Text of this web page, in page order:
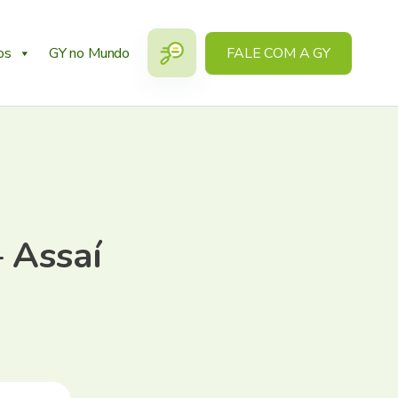
GY no Mundo FALE COM A GY
Assaí